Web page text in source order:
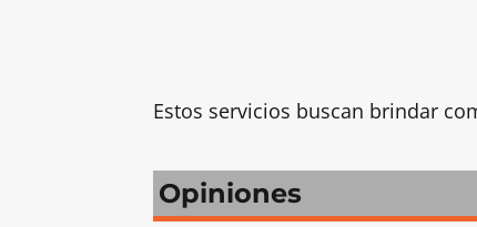
Estos servicios buscan brindar
Opiniones